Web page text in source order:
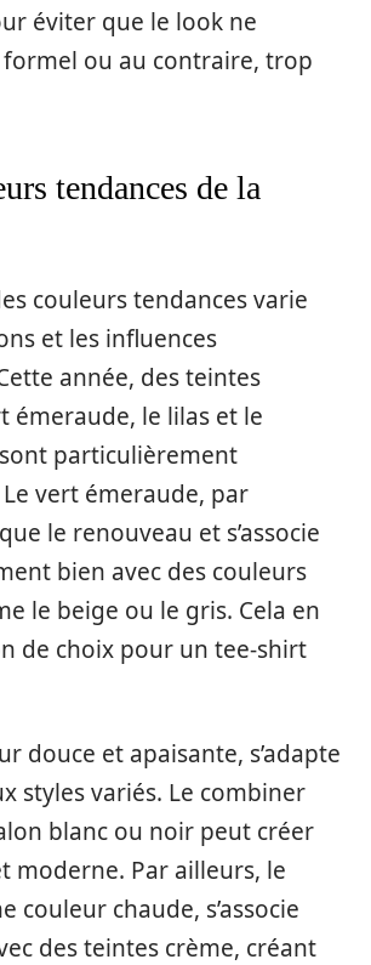
éviter que le look ne
ou au contraire, trop
tendances de la
couleurs tendances varie
et les influences
année, des teintes
émeraude, le lilas et le
particulièrement
vert émeraude, par
le renouveau et s’associe
bien avec des couleurs
le beige ou le gris. Cela en
de choix pour un tee-shirt
douce et apaisante, s’adapte
styles variés. Le combiner
blanc ou noir peut créer
moderne. Par ailleurs, le
couleur chaude, s’associe
des teintes crème, créant